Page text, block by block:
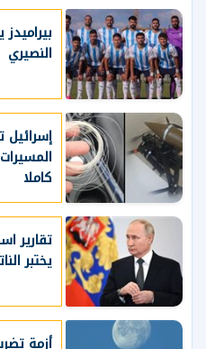
النصيري
كاملا
تقارير
يختبر